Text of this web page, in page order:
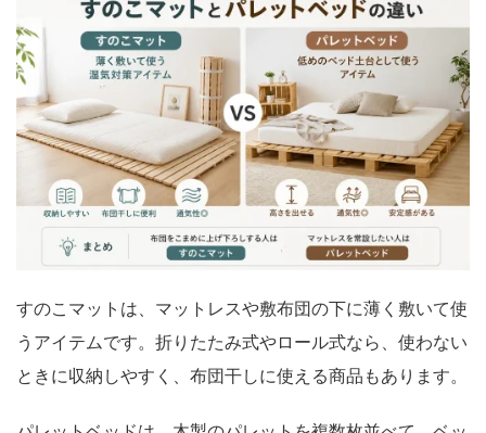
すのこマットは、マットレスや敷布団の下に薄く敷いて使
うアイテムです。折りたたみ式やロール式なら、使わない
ときに収納しやすく、布団干しに使える商品もあります。